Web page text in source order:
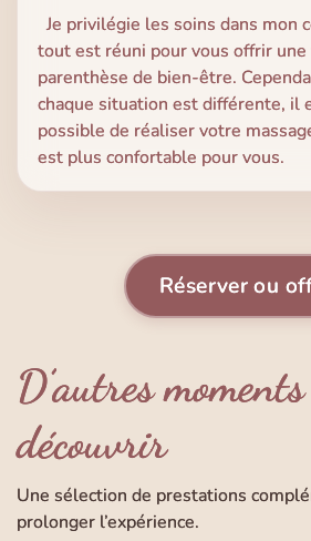
Je privilégie les soins dans mon
tout est réuni pour vous offrir
parenthèse de bien-être.
chaque situation est différente, il
possible de réaliser votre
est plus confortable pour vous.
Réserver ou
D’autres
découvrir
Une sélection de prestations
prolonger l’expérience.